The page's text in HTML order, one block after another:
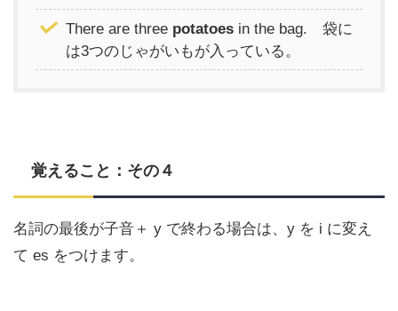
There are three potatoes in the bag. 袋に
は3つのじゃがいもが入っている。
覚えること：その４
名詞の最後が子音＋ y で終わる場合は、y を i に変え
て es をつけます。